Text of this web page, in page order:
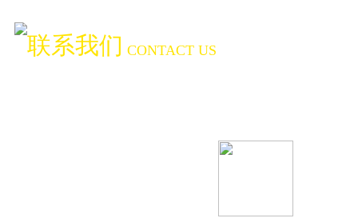
联系我们 CONTACT US